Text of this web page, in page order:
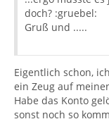
doch? :gruebel:
Gruß und .....
Eigentlich schon,
ein Zeug auf
Habe das Konto
sonst noch so